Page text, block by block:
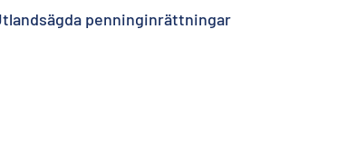
penninginrättningar